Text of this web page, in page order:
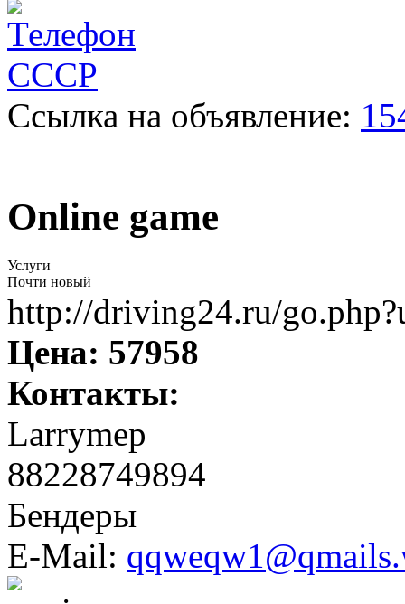
Ссылка на объявление:
Online game
Услуги
Почти новый
http://driving24.ru/
Цена: 57958
Контакты:
Larrymep
88228749894
Бендеры
E-Mail: